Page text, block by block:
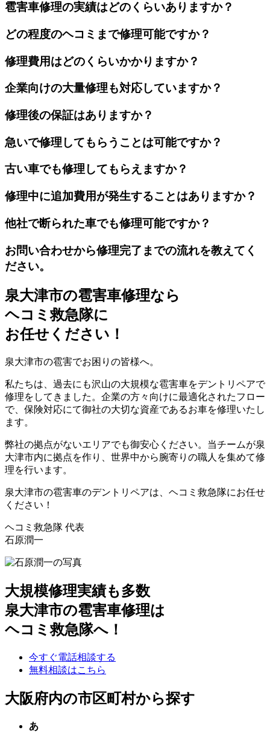
雹害車修理の実績はどのくらいありますか？
どの程度のヘコミまで修理可能ですか？
修理費用はどのくらいかかりますか？
企業向けの大量修理も対応していますか？
修理後の保証はありますか？
急いで修理してもらうことは可能ですか？
古い車でも修理してもらえますか？
修理中に追加費用が発生することはありますか？
他社で断られた車でも修理可能ですか？
お問い合わせから修理完了までの流れを教えてく
ださい。
泉大津市の雹害車修理なら
ヘコミ救急隊に
お任せください！
泉大津市の雹害でお困りの皆様へ。
私たちは、過去にも沢山の大規模な雹害車をデントリペアで
修理をしてきました。企業の方々向けに最適化されたフロー
で、保険対応にて御社の大切な資産であるお車を修理いたし
ます。
弊社の拠点がないエリアでも御安心ください。当チームが泉
大津市内に拠点を作り、世界中から腕寄りの職人を集めて修
理を行います。
泉大津市の雹害車のデントリペアは、ヘコミ救急隊にお任せ
ください！
ヘコミ救急隊 代表
石原潤一
大規模修理実績も多数
泉大津市の雹害車修理は
ヘコミ救急隊へ！
今すぐ電話相談する
無料相談はこちら
大阪府内の市区町村から探す
あ